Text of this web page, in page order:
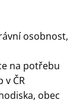
osobnost,
na potřebu
v ČR
obec